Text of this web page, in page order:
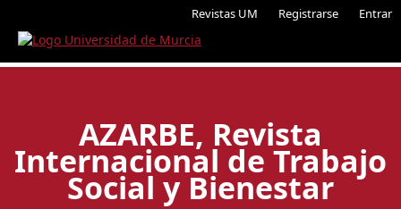
Revistas UM Registrarse Entrar
AZARBE, Revista
Internacional de Trabajo
Social y Bienestar